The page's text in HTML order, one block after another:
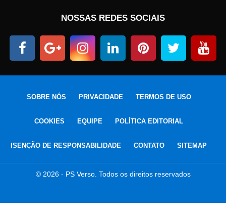
NOSSAS REDES SOCIAIS
SOBRE NÓS PRIVACIDADE TERMOS DE USO
COOKIES EQUIPE POLÍTICA EDITORIAL
ISENÇÃO DE RESPONSABILIDADE CONTATO SITEMAP
© 2026 - PS Verso. Todos os direitos reservados